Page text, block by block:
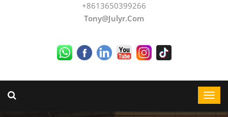
+8613650399266
Tony@julyr.com